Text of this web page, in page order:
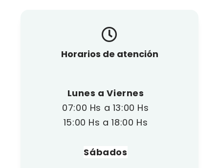
Horarios de atención
Lunes a Viernes
07:00 Hs a 13:00 Hs
15:00 Hs a 18:00 Hs
Sábados